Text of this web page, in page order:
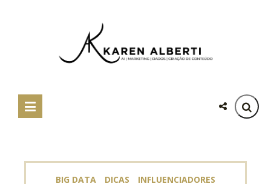
BIG DATA DICAS
INFLUENCIADORES